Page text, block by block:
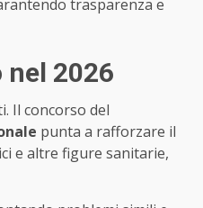
trasparenza e
2026
Il concorso del
punta a rafforzare il
e altre figure sanitarie,